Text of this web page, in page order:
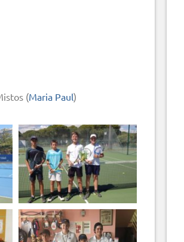
(Maria Paul)